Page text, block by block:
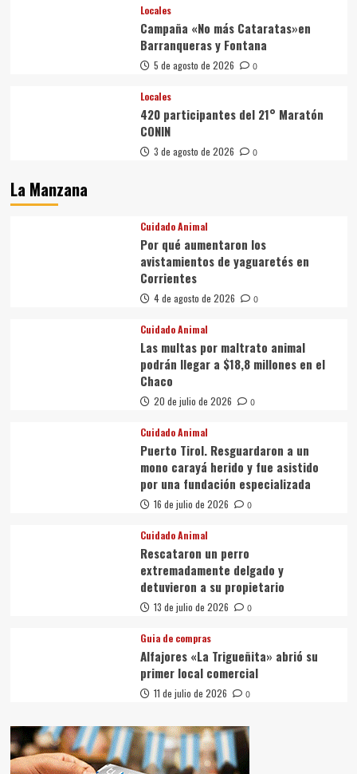
Locales
Campaña «No más Cataratas»en
Barranqueras y Fontana
5 de agosto de 2026 0
Locales
420 participantes del 21° Maratón
CONIN
3 de agosto de 2026 0
La Manzana
Cuidado Animal
Por qué aumentaron los
avistamientos de yaguaretés en
Corrientes
4 de agosto de 2026 0
Cuidado Animal
Las multas por maltrato animal
podrán llegar a $18,8 millones en el
Chaco
20 de julio de 2026 0
Cuidado Animal
Puerto Tirol. Resguardaron a un
mono carayá herido y fue asistido
por una fundación especializada
16 de julio de 2026 0
Cuidado Animal
Rescataron un perro
extremadamente delgado y
detuvieron a su propietario
13 de julio de 2026 0
Guia de compras
Alfajores «La Trigueñita» abrió su
primer local comercial
11 de julio de 2026 0